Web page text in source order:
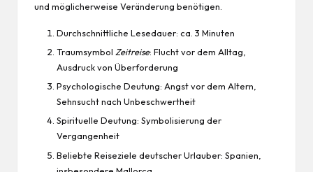
und möglicherweise Veränderung benötigen.
Durchschnittliche Lesedauer: ca. 3 Minuten
Traumsymbol Zeitreise: Flucht vor dem Alltag,
Ausdruck von Überforderung
Psychologische Deutung: Angst vor dem Altern,
Sehnsucht nach Unbeschwertheit
Spirituelle Deutung: Symbolisierung der
Vergangenheit
Beliebte Reiseziele deutscher Urlauber: Spanien,